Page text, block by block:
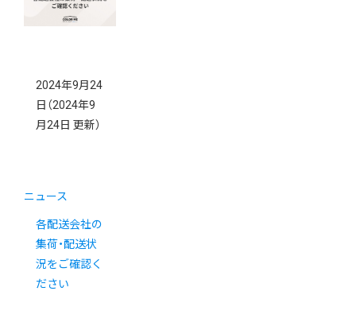
2024年9月24
日 （2024年9
月24日 更新）
ニュース
各配送会社の
集荷・配送状
況をご確認く
ださい